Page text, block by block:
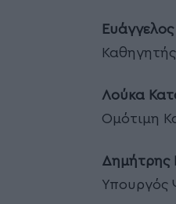
Ευάγγελος
Λούκα
Ομότιμη
Δημήτρης
Υπουργός